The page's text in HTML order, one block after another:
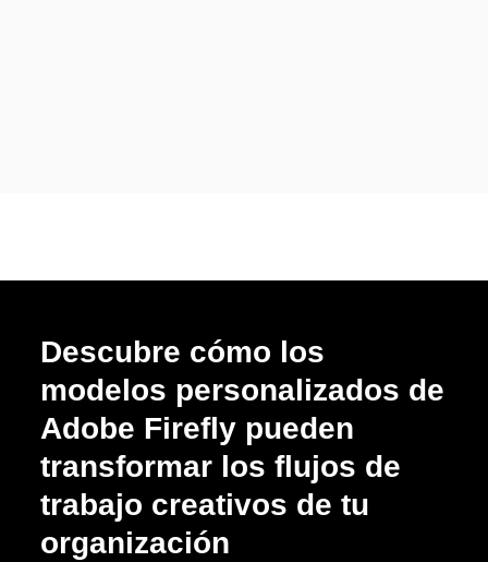
Descubre cómo los
modelos personalizados de
Adobe Firefly pueden
transformar los flujos de
trabajo creativos de tu
organización